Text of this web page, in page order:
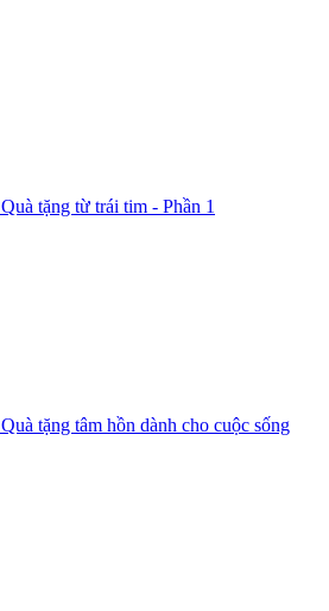
Quà tặng từ trái tim - Phần 1
Quà tặng tâm hồn dành cho cuộc sống